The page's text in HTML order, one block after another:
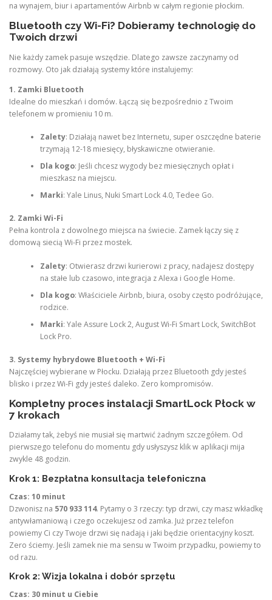
na wynajem, biur i apartamentów Airbnb w całym regionie płockim.
Bluetooth czy Wi-Fi? Dobieramy technologię do
Twoich drzwi
Nie każdy zamek pasuje wszędzie. Dlatego zawsze zaczynamy od
rozmowy. Oto jak działają systemy które instalujemy:
1. Zamki Bluetooth
Idealne do mieszkań i domów. Łączą się bezpośrednio z Twoim
telefonem w promieniu 10 m.
Zalety: Działają nawet bez Internetu, super oszczędne baterie
trzymają 12-18 miesięcy, błyskawiczne otwieranie.
Dla kogo: Jeśli chcesz wygody bez miesięcznych opłat i
mieszkasz na miejscu.
Marki: Yale Linus, Nuki Smart Lock 4.0, Tedee Go.
2. Zamki Wi-Fi
Pełna kontrola z dowolnego miejsca na świecie. Zamek łączy się z
domową siecią Wi-Fi przez mostek.
Zalety: Otwierasz drzwi kurierowi z pracy, nadajesz dostępy
na stałe lub czasowo, integracja z Alexa i Google Home.
Dla kogo: Właściciele Airbnb, biura, osoby często podróżujące,
rodzice.
Marki: Yale Assure Lock 2, August Wi-Fi Smart Lock, SwitchBot
Lock Pro.
3. Systemy hybrydowe Bluetooth + Wi-Fi
Najczęściej wybierane w Płocku. Działają przez Bluetooth gdy jesteś
blisko i przez Wi-Fi gdy jesteś daleko. Zero kompromisów.
Kompletny proces instalacji SmartLock Płock w
7 krokach
Działamy tak, żebyś nie musiał się martwić żadnym szczegółem. Od
pierwszego telefonu do momentu gdy usłyszysz klik w aplikacji mija
zwykle 48 godzin.
Krok 1: Bezpłatna konsultacja telefoniczna
Czas: 10 minut
Dzwonisz na 570 933 114. Pytamy o 3 rzeczy: typ drzwi, czy masz wkładkę
antywłamaniową i czego oczekujesz od zamka. Już przez telefon
powiemy Ci czy Twoje drzwi się nadają i jaki będzie orientacyjny koszt.
Zero ściemy. Jeśli zamek nie ma sensu w Twoim przypadku, powiemy to
od razu.
Krok 2: Wizja lokalna i dobór sprzętu
Czas: 30 minut u Ciebie